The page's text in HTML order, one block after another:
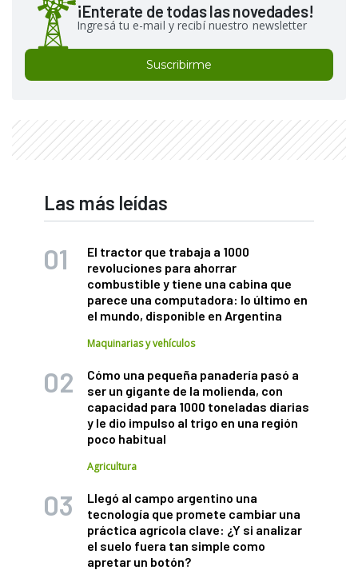
¡Enterate de todas las novedades!
Ingresá tu e-mail y recibí nuestro newsletter
Suscribirme
Las más leídas
El tractor que trabaja a 1000
revoluciones para ahorrar
combustible y tiene una cabina que
parece una computadora: lo último en
el mundo, disponible en Argentina
Maquinarias y vehículos
Cómo una pequeña panadería pasó a
ser un gigante de la molienda, con
capacidad para 1000 toneladas diarias
y le dio impulso al trigo en una región
poco habitual
Agricultura
Llegó al campo argentino una
tecnología que promete cambiar una
práctica agrícola clave: ¿Y si analizar
el suelo fuera tan simple como
apretar un botón?